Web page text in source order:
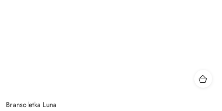
Bransoletka Luna